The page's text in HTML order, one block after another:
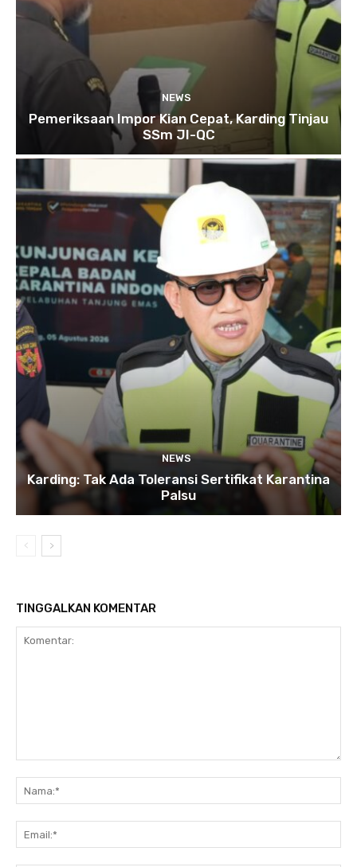
NEWS
Pemeriksaan Impor Kian Cepat, Karding Tinjau
SSm JI-QC
NEWS
Karding: Tak Ada Toleransi Sertifikat Karantina
Palsu
TINGGALKAN KOMENTAR